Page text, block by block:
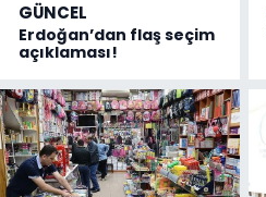
GÜNCEL
Erdoğan’dan flaş seçim
açıklaması!